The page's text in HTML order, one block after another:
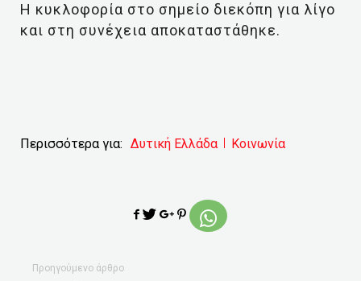
Η κυκλοφορία στο σημείο διεκόπη για λίγο
και στη συνέχεια αποκαταστάθηκε.
Περισσότερα για: Δυτική Ελλάδα Κοινωνία
Προηγούμενο άρθρο